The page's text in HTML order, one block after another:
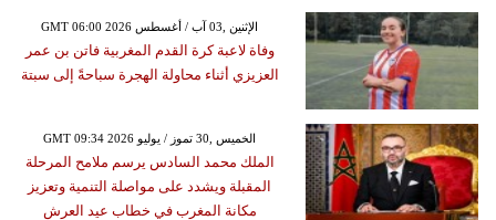
GMT 06:00 2026 الإثنين ,03 آب / أغسطس
وفاة لاعبة كرة القدم المغربية فاتن بن عمر
العزيزي أثناء محاولة الهجرة سباحةً إلى سبتة
GMT 09:34 2026 الخميس ,30 تموز / يوليو
الملك محمد السادس يرسم ملامح المرحلة
المقبلة ويشدد على مواصلة التنمية وتعزيز
مكانة المغرب في خطاب عيد العرش